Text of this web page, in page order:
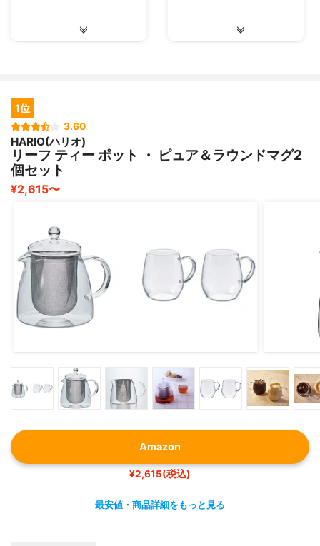
1位
3.60
HARIO(ハリオ)
リーフ ティー ポット ・ ピュア＆ラウンドマグ2
個セット
¥2,615〜
Amazon
¥2,615(税込)
最安値・商品詳細をもっと見る